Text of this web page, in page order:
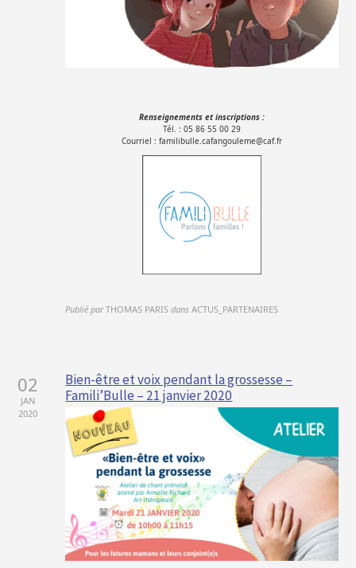
Renseignements et inscriptions :
Tél. : 05 86 55 00 29
Courriel : familibulle.cafangouleme@caf.fr
Publié par THOMAS PARIS dans ACTUS_PARTENAIRES
02
JAN
2020
Bien-être et voix pendant la grossesse –
Famili’Bulle – 21 janvier 2020